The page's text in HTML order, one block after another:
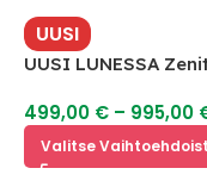
UUSI
UUSI LUNESSA
499,00 € – 995,00
Valitse